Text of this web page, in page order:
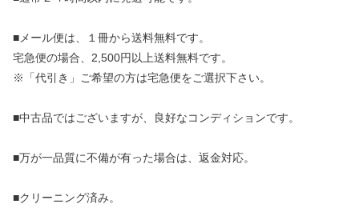
■メール便は、１冊から送料無料です。
宅急便の場合、2,500円以上送料無料です。
※「代引き」ご希望の方は宅急便をご選択下さい。
■中古品ではございますが、良好なコンディションです。
■万が一品質に不備が有った場合は、返金対応。
■クリーニング済み。